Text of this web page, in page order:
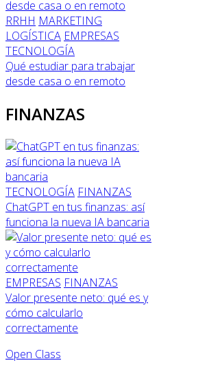
RRHH MARKETING
LOGÍSTICA EMPRESAS
TECNOLOGÍA
Qué estudiar para trabajar
desde casa o en remoto
FINANZAS
TECNOLOGÍA FINANZAS
ChatGPT en tus finanzas: así
funciona la nueva IA bancaria
EMPRESAS FINANZAS
Valor presente neto: qué es y
cómo calcularlo
correctamente
Open Class